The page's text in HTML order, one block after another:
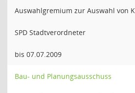
Auswahlgremium zur Auswahl von
SPD Stadtverordneter
bis 07.07.2009
Bau- und Planungsausschuss